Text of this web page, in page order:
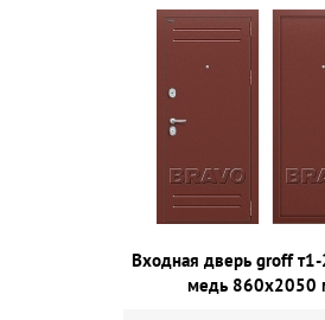
Входная дверь groff т1-
медь 860х2050